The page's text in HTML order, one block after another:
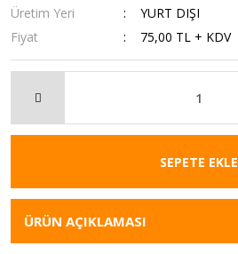
Üretim Yeri
YURT DIŞI
Fiyat
75,00 TL + KDV
SEPETE EKLE
ÜRÜN AÇIKLAMASI